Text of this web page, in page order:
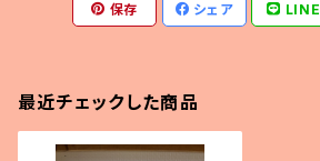
保存 シェア LINE
最近チェックした商品